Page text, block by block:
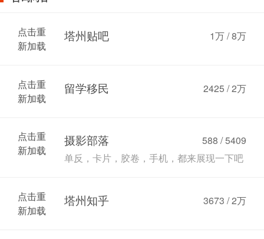
点击重
新加载
1万/8万
塔州贴吧
点击重
新加载
2425 /2万
留学移民
点击重
新加载
588 / 5409
摄影部落
单反，卡片，胶卷，手机，都来展现一下吧
点击重
新加载
3673 /2万
塔州知乎